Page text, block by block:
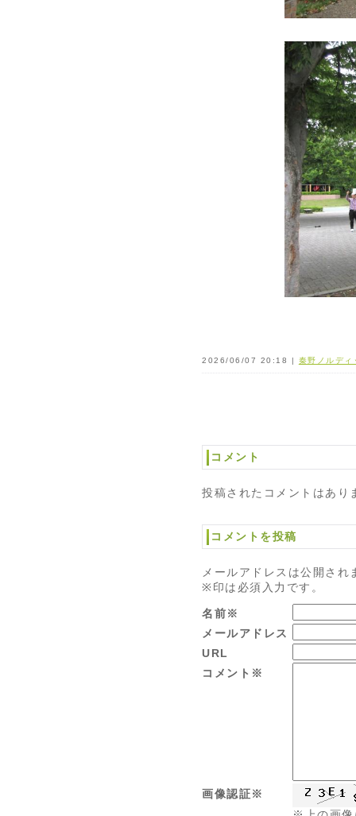
2026/06/07 20:18 | 秦野ノルディ
コメント
投稿されたコメントはあり
コメントを投稿
メールアドレスは公開され
※印は必須入力です。
名前※
メールアドレス
URL
コメント※
画像認証※